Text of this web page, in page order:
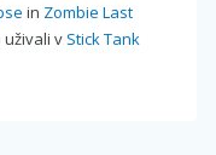
in Zombie Last
uživali v Stick Tank